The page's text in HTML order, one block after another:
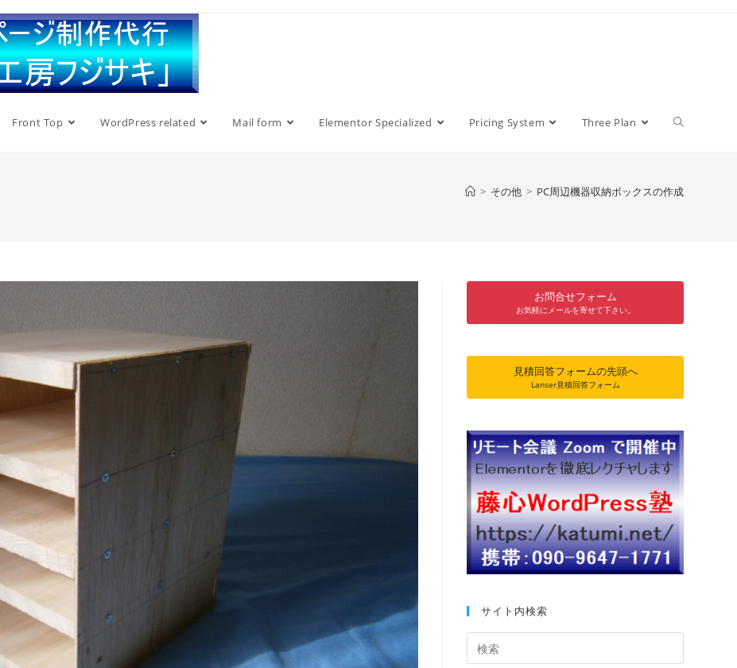
Front Top WordPress related Mail form Elementor Specialized Pricing System Three Plan
> その他 > PC周辺機器収納ボックスの作成
お問合せフォーム
お気軽にメールを寄せて下さい。
見積回答フォームの先頭へ
Lanser見積回答フォーム
サイト内検索